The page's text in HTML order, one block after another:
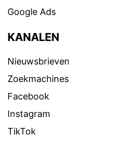
Google Ads
KANALEN
Nieuwsbrieven
Zoekmachines
Facebook
Instagram
TikTok